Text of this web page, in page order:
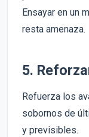
Ensayar en un
resta amenaza.
5.
Refuerza los
sobornos de
y previsibles.